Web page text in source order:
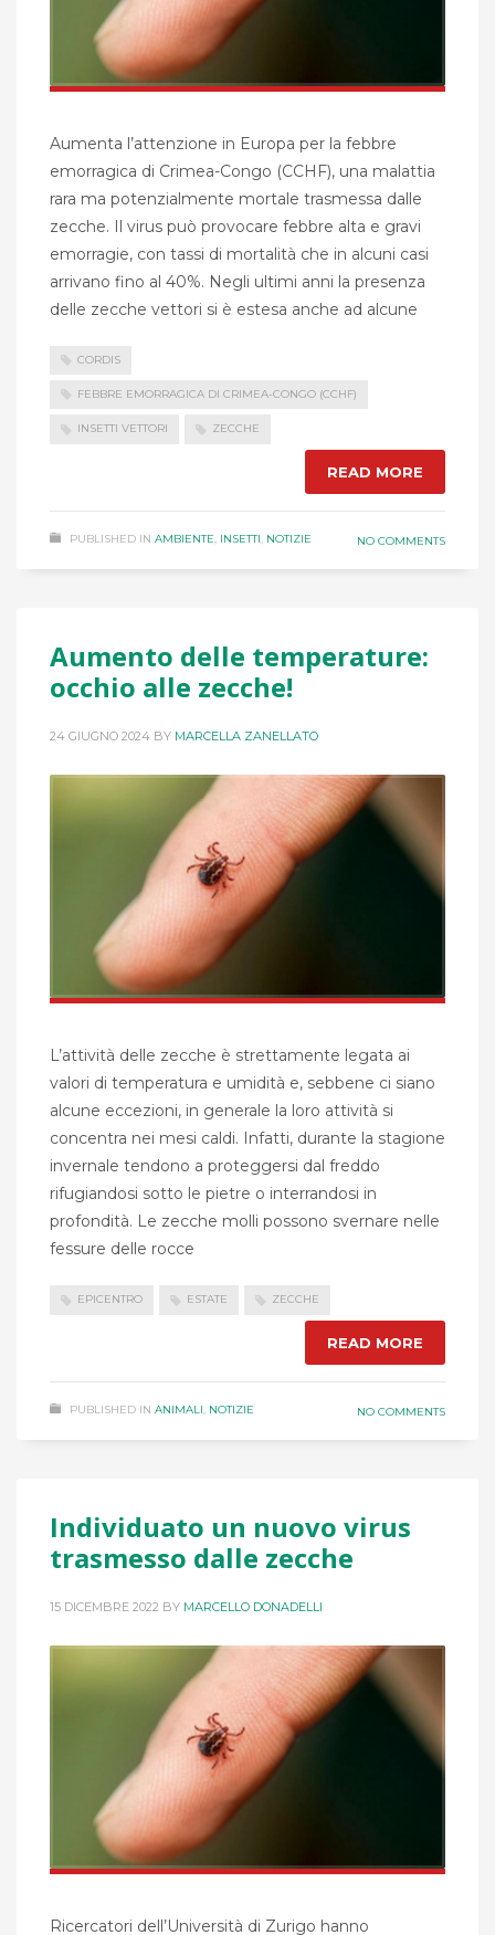
Aumenta l’attenzione in Europa per la febbre
emorragica di Crimea-Congo (CCHF), una malattia
rara ma potenzialmente mortale trasmessa dalle
zecche. Il virus può provocare febbre alta e gravi
emorragie, con tassi di mortalità che in alcuni casi
arrivano fino al 40%. Negli ultimi anni la presenza
delle zecche vettori si è estesa anche ad alcune
CORDIS
FEBBRE EMORRAGICA DI CRIMEA-CONGO (CCHF)
INSETTI VETTORI ZECCHE
READ MORE
PUBLISHED IN AMBIENTE, INSETTI, NOTIZIE NO COMMENTS
Aumento delle temperature:
occhio alle zecche!
24 GIUGNO 2024 BY MARCELLA ZANELLATO
L’attività delle zecche è strettamente legata ai
valori di temperatura e umidità e, sebbene ci siano
alcune eccezioni, in generale la loro attività si
concentra nei mesi caldi. Infatti, durante la stagione
invernale tendono a proteggersi dal freddo
rifugiandosi sotto le pietre o interrandosi in
profondità. Le zecche molli possono svernare nelle
fessure delle rocce
EPICENTRO ESTATE ZECCHE
READ MORE
PUBLISHED IN ANIMALI NOTIZIE NO COMMENTS
Individuato un nuovo virus
trasmesso dalle zecche
15 DICEMBRE 2022 BY MARCELLO DONADELLI
Ricercatori dell’Università di Zurigo hanno